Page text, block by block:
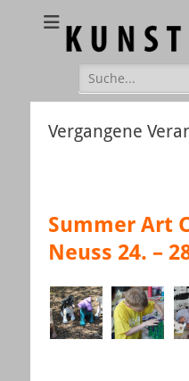
Galerie – Atelier –
Suchen
nach:
Vergangene
Summer Art
Neuss 24. –